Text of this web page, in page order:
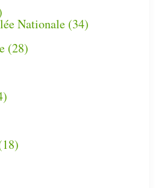
Nationale (34)
(28)